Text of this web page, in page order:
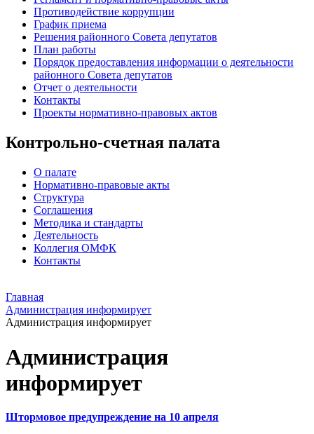
Противодействие коррупции
График приема
Решения районного Совета депутатов
План работы
Порядок предоставления информации о деятельности
районного Совета депутатов
Отчет о деятельности
Контакты
Проекты нормативно-правовых актов
Контрольно-счетная палата
О палате
Нормативно-правовые акты
Структура
Соглашения
Методика и стандарты
Деятельность
Коллегия ОМФК
Контакты
Главная
Администрация информирует
Администрация информирует
Администрация
информирует
Штормовое предупреждение на 10 апреля